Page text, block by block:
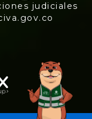
judiciales